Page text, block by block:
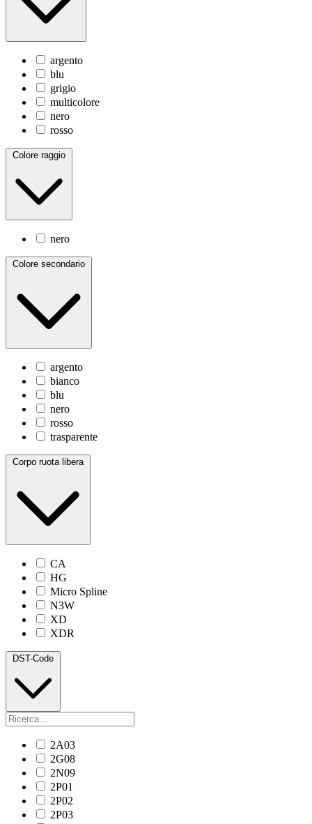
argento
blu
grigio
multicolore
nero
rosso
Colore raggio
nero
Colore secondario
argento
bianco
blu
nero
rosso
trasparente
Corpo ruota libera
CA
HG
Micro Spline
N3W
XD
XDR
DST-Code
2A03
2G08
2N09
2P01
2P02
2P03